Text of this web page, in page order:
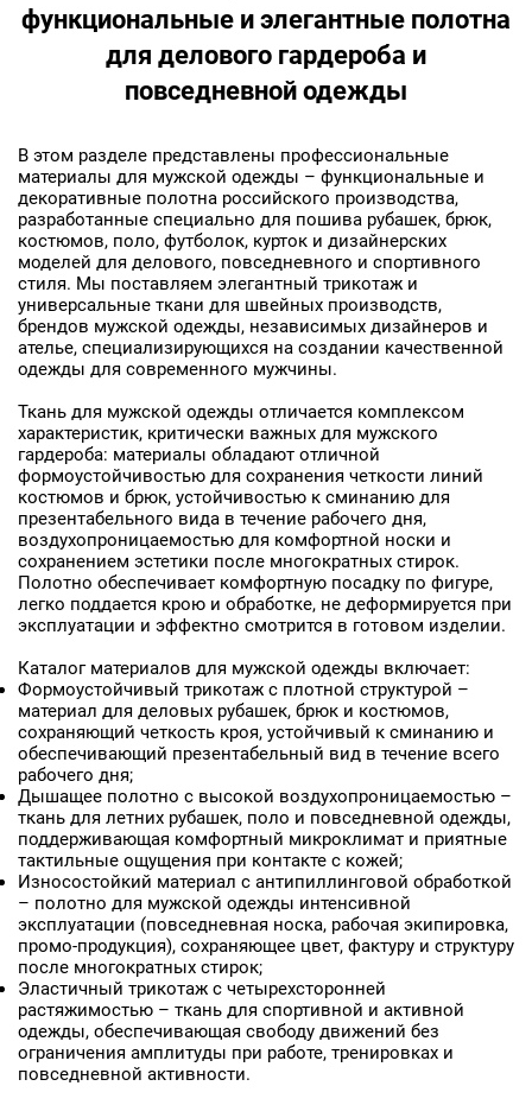
функциональные и элегантные полотна
для делового гардероба и
повседневной одежды
В этом разделе представлены профессиональные
материалы для мужской одежды – функциональные и
декоративные полотна российского производства,
разработанные специально для пошива рубашек, брюк,
костюмов, поло, футболок, курток и дизайнерских
моделей для делового, повседневного и спортивного
стиля. Мы поставляем элегантный трикотаж и
универсальные ткани для швейных производств,
брендов мужской одежды, независимых дизайнеров и
ателье, специализирующихся на создании качественной
одежды для современного мужчины.
Ткань для мужской одежды отличается комплексом
характеристик, критически важных для мужского
гардероба: материалы обладают отличной
формоустойчивостью для сохранения четкости линий
костюмов и брюк, устойчивостью к сминанию для
презентабельного вида в течение рабочего дня,
воздухопроницаемостью для комфортной носки и
сохранением эстетики после многократных стирок.
Полотно обеспечивает комфортную посадку по фигуре,
легко поддается крою и обработке, не деформируется при
эксплуатации и эффектно смотрится в готовом изделии.
Каталог материалов для мужской одежды включает:
Формоустойчивый трикотаж с плотной структурой –
материал для деловых рубашек, брюк и костюмов,
сохраняющий четкость кроя, устойчивый к сминанию и
обеспечивающий презентабельный вид в течение всего
рабочего дня;
Дышащее полотно с высокой воздухопроницаемостью –
ткань для летних рубашек, поло и повседневной одежды,
поддерживающая комфортный микроклимат и приятные
тактильные ощущения при контакте с кожей;
Износостойкий материал с антипиллинговой обработкой
– полотно для мужской одежды интенсивной
эксплуатации (повседневная носка, рабочая экипировка,
промо-продукция), сохраняющее цвет, фактуру и структуру
после многократных стирок;
Эластичный трикотаж с четырехсторонней
растяжимостью – ткань для спортивной и активной
одежды, обеспечивающая свободу движений без
ограничения амплитуды при работе, тренировках и
повседневной активности.
Заявка на бесплатные образцы
ФИО
Ваше имя
Телефон
Ваш телефон
E-mail
Ваш e-mail
ОТПРАВИТЬ